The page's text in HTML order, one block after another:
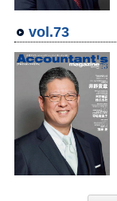
vol.73